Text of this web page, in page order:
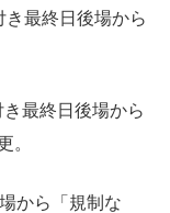
最終日後場から
最終日後場から
。
から「規制な